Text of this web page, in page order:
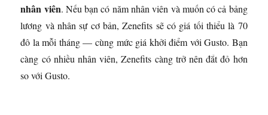
nhân viên. Nếu bạn có năm nhân viên và muốn có cả bảng
lương và nhân sự cơ bản, Zenefits sẽ có giá tối thiểu là 70
đô la mỗi tháng — cùng mức giá khởi điểm với Gusto. Bạn
càng có nhiều nhân viên, Zenefits càng trở nên đắt đỏ hơn
so với Gusto.